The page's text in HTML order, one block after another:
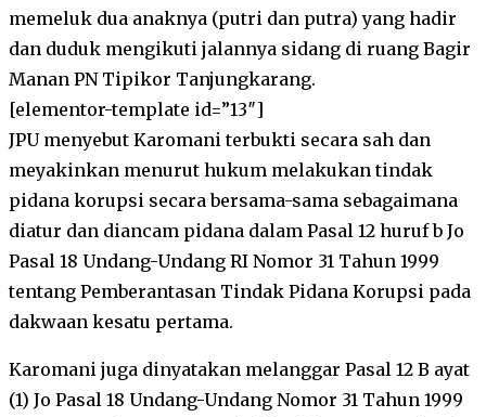
memeluk dua anaknya (putri dan putra) yang hadir
dan duduk mengikuti jalannya sidang di ruang Bagir
Manan PN Tipikor Tanjungkarang.
[elementor-template id=”13″]
JPU menyebut Karomani terbukti secara sah dan
meyakinkan menurut hukum melakukan tindak
pidana korupsi secara bersama-sama sebagaimana
diatur dan diancam pidana dalam Pasal 12 huruf b Jo
Pasal 18 Undang-Undang RI Nomor 31 Tahun 1999
tentang Pemberantasan Tindak Pidana Korupsi pada
dakwaan kesatu pertama.
Karomani juga dinyatakan melanggar Pasal 12 B ayat
(1) Jo Pasal 18 Undang-Undang Nomor 31 Tahun 1999